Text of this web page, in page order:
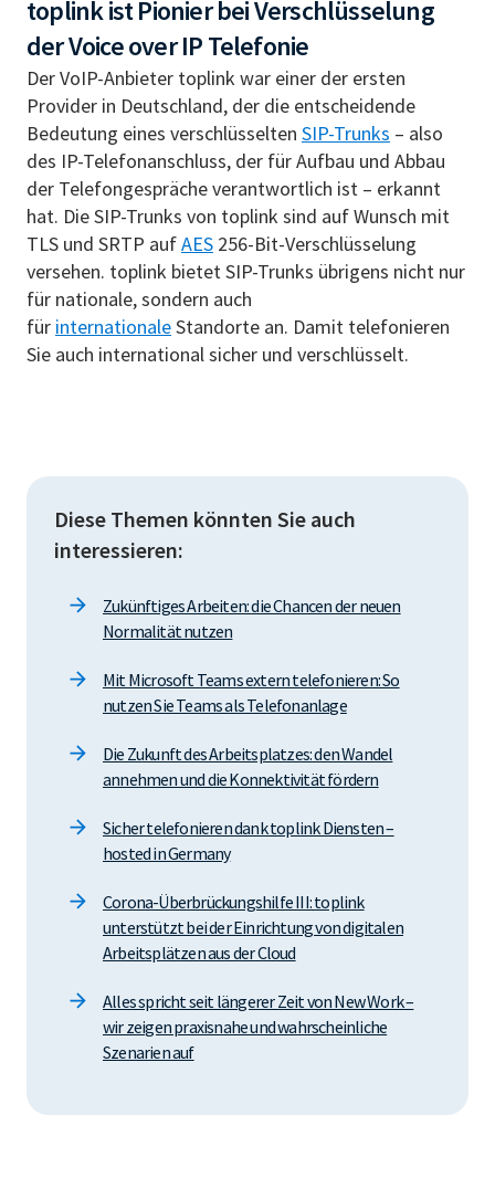
toplink ist Pionier bei Verschlüsselung
der Voice over IP Telefonie
Der VoIP-Anbieter toplink war einer der ersten
Provider in Deutschland, der die entscheidende
Bedeutung eines verschlüsselten SIP-Trunks – also
des IP-Telefonanschluss, der für Aufbau und Abbau
der Telefongespräche verantwortlich ist – erkannt
hat. Die SIP-Trunks von toplink sind auf Wunsch mit
TLS und SRTP aufAES 256-Bit-Verschlüsselung
versehen. toplink bietet SIP-Trunks übrigens nicht nur
für nationale, sondern auch
für internationaleStandorte an. Damit telefonieren
Sie auch international sicher und verschlüsselt.
Diese Themen könnten Sie auch
interessieren:
Zukünftiges Arbeiten: die Chancen der neuen
Normalität nutzen
Mit Microsoft Teams extern telefonieren: So
nutzen Sie Teams als Telefonanlage
Die Zukunft des Arbeitsplatzes: den Wandel
annehmen und die Konnektivität fördern
Sicher telefonieren dank toplink Diensten –
hosted in Germany
Corona-Überbrückungshilfe III: toplink
unterstützt bei der Einrichtung von digitalen
Arbeitsplätzen aus der Cloud
Alles spricht seit längerer Zeit von New Work –
wir zeigen praxisnahe und wahrscheinliche
Szenarien auf